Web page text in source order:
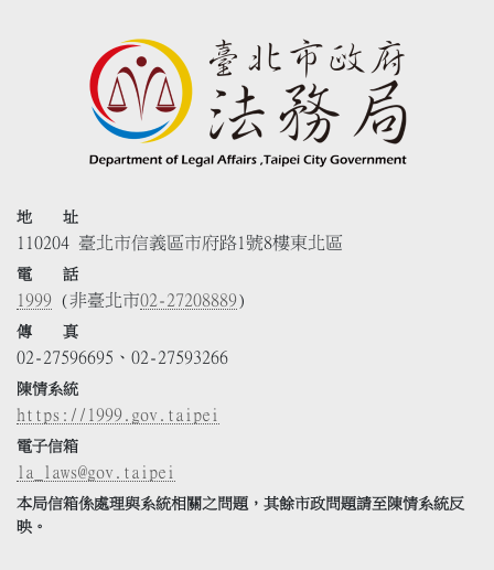
地 址
110204 臺北市信義區市府路1號8樓東北區
電 話
1999 (非臺北市02-27208889)
傳 真
02-27596695、02-27593266
陳情系統
https://1999.gov.taipei
電子信箱
la_laws@gov.taipei
本局信箱係處理與系統相關之問題，其餘市政問題請至陳情系統反
映。